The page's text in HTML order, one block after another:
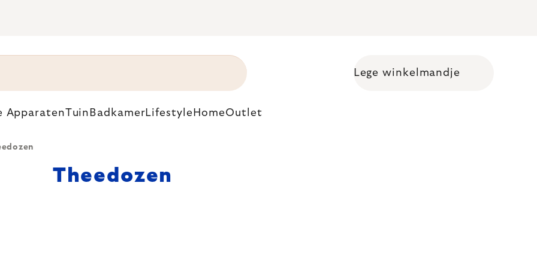
Shopping cart
Lege winkelmandje
ApparatenTuin BadkamerLifestyle HomeOutlet
Theedozen